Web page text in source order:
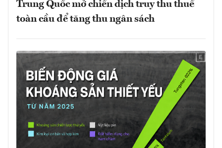
Trung Quốc mở chiến dịch truy thu thuế
toàn cầu để tăng thu ngân sách